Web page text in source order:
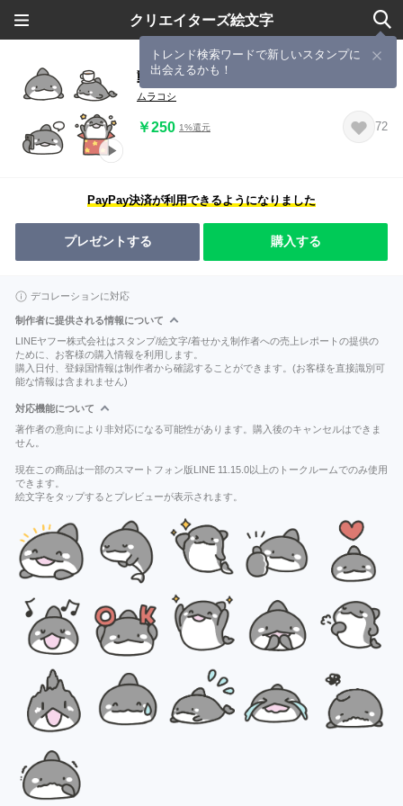
クリエイターズ絵文字
トレンド検索ワードで新しいスタンプに
出会えるかも！
動くシャチの日常色々絵文字
ムラコシ
￥250 1%還元 72
PayPay決済が利用できるようになりました
プレゼントする 購入する
デコレーションに対応
制作者に提供される情報について
LINEヤフー株式会社はスタンプ/絵文字/着せかえ制作者への売上レポートの提供の
ために、お客様の購入情報を利用します。
購入日付、登録国情報は制作者から確認することができます。(お客様を直接識別可
能な情報は含まれません)
対応機能について
著作者の意向により非対応になる可能性があります。購入後のキャンセルはできま
せん。
現在この商品は一部のスマートフォン版LINE 11.15.0以上のトークルームでのみ使用
できます。
絵文字をタップするとプレビューが表示されます。